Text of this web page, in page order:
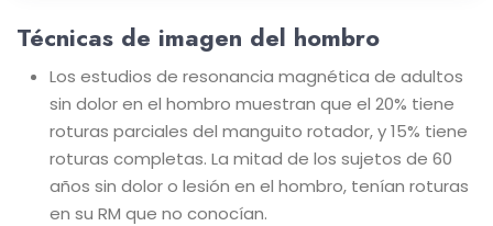
Técnicas de imagen del hombro
Los estudios de resonancia magnética de adultos
sin dolor en el hombro muestran que el 20% tiene
roturas parciales del manguito rotador, y 15% tiene
roturas completas. La mitad de los sujetos de 60
años sin dolor o lesión en el hombro, tenían roturas
en su RM que no conocían.